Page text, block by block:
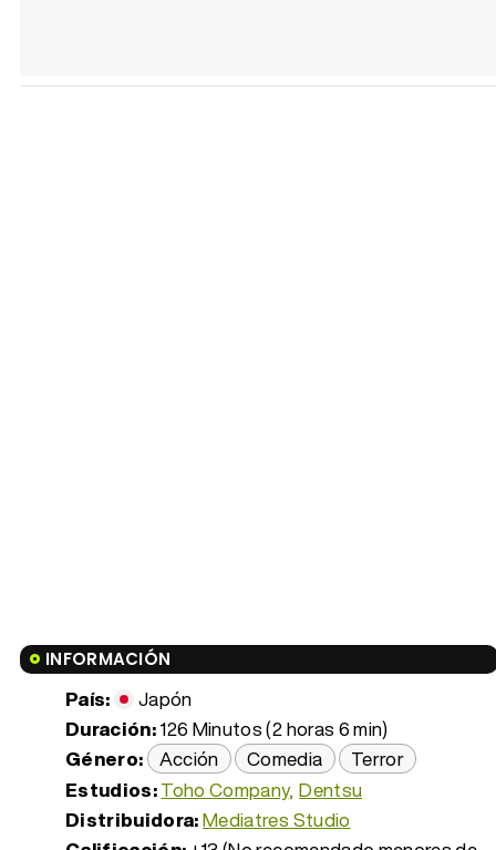
INFORMACIÓN
País:
Japón
Duración:126 Minutos (2 horas 6 min)
Género: Acción Comedia
Terror
Estudios:Toho Company Dentsu
Distribuidora:Mediatres Studio